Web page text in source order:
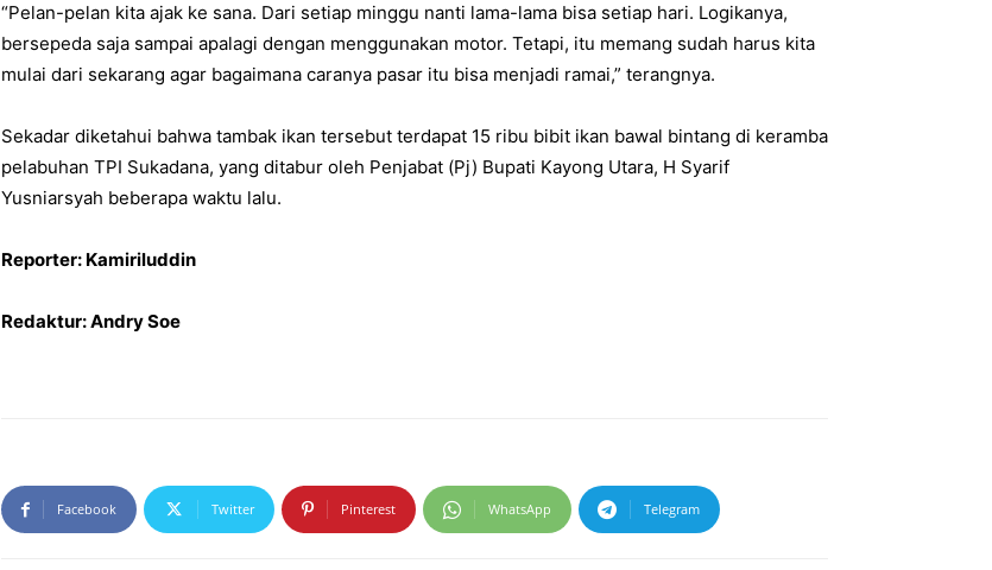
“Pelan-pelan kita ajak ke sana. Dari setiap minggu nanti lama-lama bisa setiap hari. Logikanya,
bersepeda saja sampai apalagi dengan menggunakan motor. Tetapi, itu memang sudah harus kita
mulai dari sekarang agar bagaimana caranya pasar itu bisa menjadi ramai,” terangnya.
Sekadar diketahui bahwa tambak ikan tersebut terdapat 15 ribu bibit ikan bawal bintang di keramba
pelabuhan TPI Sukadana, yang ditabur oleh Penjabat (Pj) Bupati Kayong Utara, H Syarif
Yusniarsyah beberapa waktu lalu.
Reporter: Kamiriluddin
Redaktur: Andry Soe
Facebook Twitter Pinterest WhatsApp Telegram